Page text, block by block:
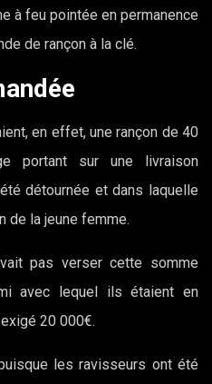
à feu pointée en permanence
de rançon à la clé.
en effet, une rançon de 40
portant sur une livraison
détournée et dans laquelle
de la jeune femme.
pas verser cette somme
avec lequel ils étaient en
20 000€.
les ravisseurs ont été